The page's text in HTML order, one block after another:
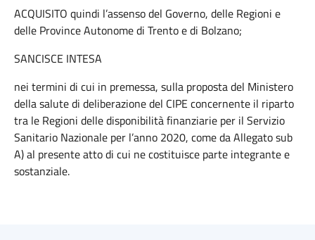
ACQUISITO quindi l’assenso del Governo, delle Regioni e
delle Province Autonome di Trento e di Bolzano;
SANCISCE INTESA
nei termini di cui in premessa, sulla proposta del Ministero
della salute di deliberazione del CIPE concernente il riparto
tra le Regioni delle disponibilità finanziarie per il Servizio
Sanitario Nazionale per l’anno 2020, come da Allegato sub
A) al presente atto di cui ne costituisce parte integrante e
sostanziale.